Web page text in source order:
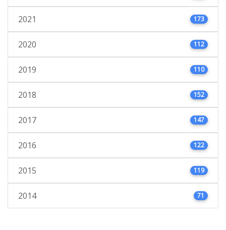
2021 173
2020 112
2019 110
2018 152
2017 147
2016 122
2015 119
2014 71